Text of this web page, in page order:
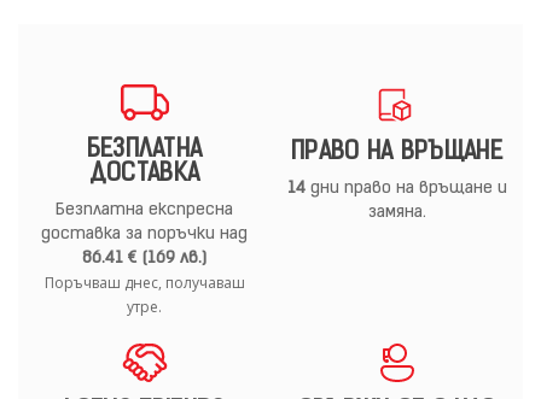
БЕЗПЛАТНА
ДОСТАВКА
Безплатна експресна
доставка за поръчки над
86.41 € (169 лв.)
Поръчваш днес, получаваш
утре.
ПРАВО НА ВРЪЩАНЕ
14дни право на връщане и
замяна.